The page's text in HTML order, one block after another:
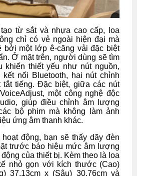
từ sắt và nhựa cao cấp, loa
chỉ có vẻ ngoài hiện đại mà
bởi một lớp ê-căng vải đặc biệt
Ở mặt trên, người dùng sẽ tìm
khiển thiết yếu như nút nguồn,
kết nối Bluetooth, hai nút chỉnh
tiếng. Đặc biệt, giữa các nút
một công nghệ độc
giúp điều chỉnh âm lượng
bộ phim mà không làm ảnh
ứng âm thanh khác.
động, bạn sẽ thấy dãy đèn
trước báo hiệu mức âm lượng
của thiết bị. Kèm theo là loa
nhỏ gọn với kích thước (Cao)
37.13cm x (Sâu) 30.76cm và